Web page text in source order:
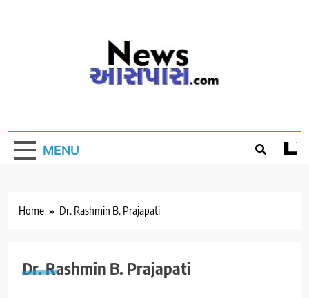
MENU
Home Dr. Rashmin B. Prajapati
Dr. Rashmin B. Prajapati